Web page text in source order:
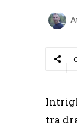
tra